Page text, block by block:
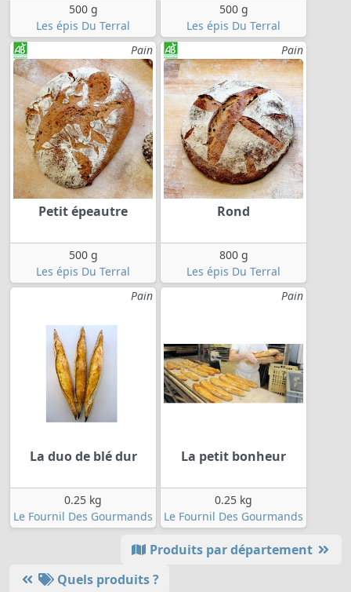
500 g
Les épis Du Terral
500 g
Les épis Du Terral
Pain
Petit épeautre
500 g
Les épis Du Terral
Pain
Rond
800 g
Les épis Du Terral
Pain
La duo de blé dur
0.25 kg
Le Fournil Des Gourmands
Pain
La petit bonheur
0.25 kg
Le Fournil Des Gourmands
Produits par département
Quels produits ?